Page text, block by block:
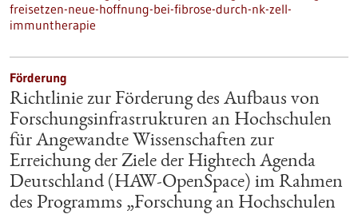
freisetzen-neue-hoffnung-bei-fibrose-durch-nk-zell-
immuntherapie
Förderung
Richtlinie zur Förderung des Aufbaus von
Forschungsinfrastrukturen an Hochschulen
für Angewandte Wissenschaften zur
Erreichung der Ziele der Hightech Agenda
Deutschland (HAW-OpenSpace) im Rahmen
des Programms „Forschung an Hochschulen